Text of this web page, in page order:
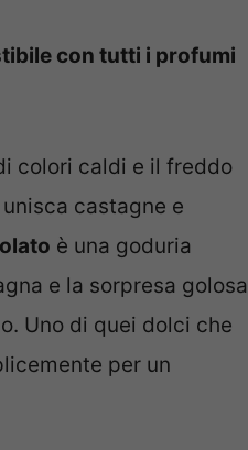
con tutti i profumi
colori caldi e il freddo
castagne e
è una goduria
e la sorpresa golosa
Uno di quei dolci che
per un